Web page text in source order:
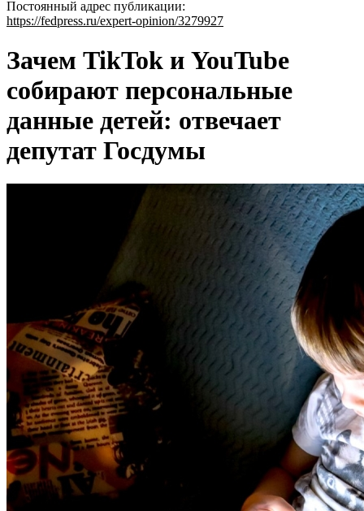
Постоянный адрес публикации:
https://fedpress.ru/expert-opinion/3279927
Зачем TikTok и YouTube
собирают персональные
данные детей: отвечает
депутат Госдумы